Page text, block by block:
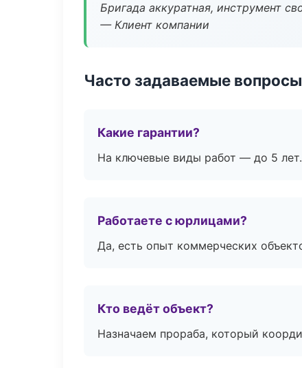
Бригада аккуратная, инструмент
— Клиент компании
Часто задаваемые вопросы
Какие гарантии?
На ключевые виды работ — до 5
Работаете с юрлицами?
Да, есть опыт коммерческих
Кто ведёт объект?
Назначаем прораба, который